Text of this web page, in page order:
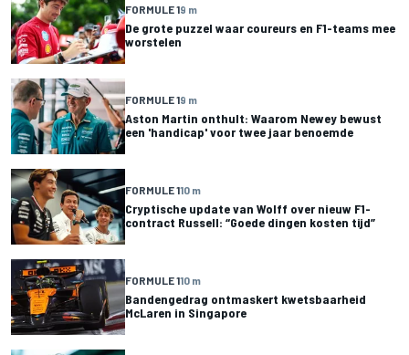
FORMULE 19 m
De grote puzzel waar coureurs en F1-teams mee
worstelen
FORMULE 19 m
Aston Martin onthult: Waarom Newey bewust
een 'handicap' voor twee jaar benoemde
FORMULE 110 m
Cryptische update van Wolff over nieuw F1-
contract Russell: “Goede dingen kosten tijd”
FORMULE 110 m
Bandengedrag ontmaskert kwetsbaarheid
McLaren in Singapore